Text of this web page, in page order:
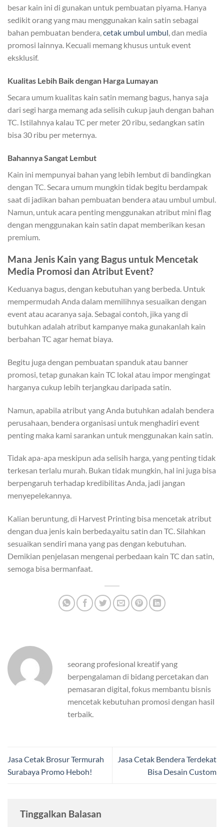
besar kain ini di gunakan untuk pembuatan piyama. Hanya
sedikit orang yang mau menggunakan kain satin sebagai
bahan pembuatan bendera,cetak umbul umbul, dan media
promosi lainnya. Kecuali memang khusus untuk event
eksklusif.
Kualitas Lebih Baik dengan Harga Lumayan
Secara umum kualitas kain satin memang bagus, hanya saja
dari segi harga memang ada selisih cukup jauh dengan bahan
TC. Istilahnya kalau TC per meter 20 ribu, sedangkan satin
bisa 30 ribu per meternya.
Bahannya Sangat Lembut
Kain ini mempunyai bahan yang lebih lembut di bandingkan
dengan TC. Secara umum mungkin tidak begitu berdampak
saat di jadikan bahan pembuatan bendera atau umbul umbul.
Namun, untuk acara penting menggunakan atribut mini flag
dengan menggunakan kain satin dapat memberikan kesan
premium.
Mana Jenis Kain yang Bagus untuk Mencetak
Media Promosi dan Atribut Event?
Keduanya bagus, dengan kebutuhan yang berbeda. Untuk
mempermudah Anda dalam memilihnya sesuaikan dengan
event atau acaranya saja. Sebagai contoh, jika yang di
butuhkan adalah atribut kampanye maka gunakanlah kain
berbahan TC agar hemat biaya.
Begitu juga dengan pembuatan spanduk atau banner
promosi, tetap gunakan kain TC lokal atau impor mengingat
harganya cukup lebih terjangkau daripada satin.
Namun, apabila atribut yang Anda butuhkan adalah bendera
perusahaan, bendera organisasi untuk menghadiri event
penting maka kami sarankan untuk menggunakan kain satin.
Tidak apa-apa meskipun ada selisih harga, yang penting tidak
terkesan terlalu murah. Bukan tidak mungkin, hal ini juga bisa
berpengaruh terhadap kredibilitas Anda, jadi jangan
menyepelekannya.
Kalian beruntung, di Harvest Printing bisa mencetak atribut
dengan dua jenis kain berbeda,yaitu satin dan TC. Silahkan
sesuaikan sendiri mana yang pas dengan kebutuhan.
Demikian penjelasan mengenai perbedaan kain TC dan satin,
semoga bisa bermanfaat.
seorang profesional kreatif yang
berpengalaman di bidang percetakan dan
pemasaran digital, fokus membantu bisnis
mencetak kebutuhan promosi dengan hasil
terbaik.
Jasa Cetak Brosur Termurah
Surabaya Promo Heboh!
Jasa Cetak Bendera Terdekat
Bisa Desain Custom
Tinggalkan Balasan